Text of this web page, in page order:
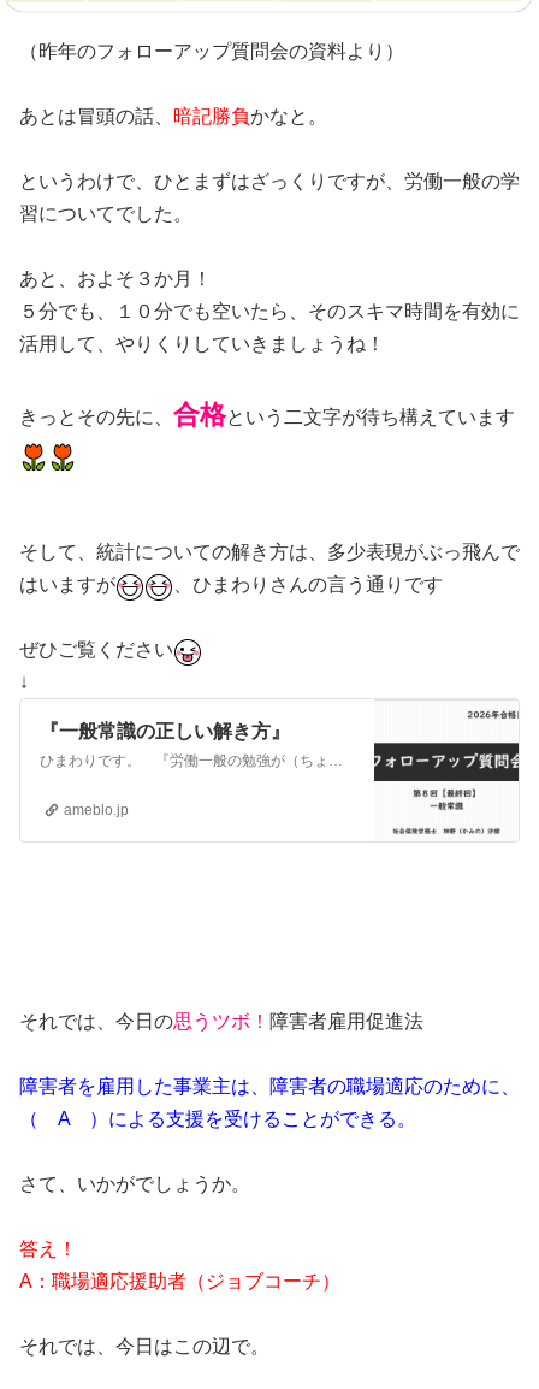
（昨年のフォローアップ質問会の資料より）
あとは冒頭の話、 暗記勝負かなと。
というわけで、ひとまずはざっくりですが、労働一般の学
習についてでした。
あと、およそ３か月！
５分でも、１０分でも空いたら、そのスキマ時間を有効に
活用して、やりくりしていきましょうね！
きっとその先に、 合格という二文字が待ち構えています
そして、統計についての解き方は、多少表現がぶっ飛んで
はいますが
、ひまわりさんの言う通りです
ぜひご覧ください
↓
『一般常識の正しい解き方』
ひまわりです。 『労働一般の勉強が（ちょっと）やる気になる話』こんばんは、さくらです。あぁ、ひまわりさんの、「爆食写真」が見れて、ホッとしました。（でも…
ameblo.jp
それでは、今日の思うツボ！ 障害者雇用促進法
障害者を雇用した事業主は、障害者の職場適応のために、
（ A ）による支援を受けることができる。
さて、いかがでしょうか。
答え！
A：職場適応援助者（ジョブコーチ）
それでは、今日はこの辺で。